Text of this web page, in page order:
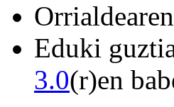
Eduki
3.0(r)en